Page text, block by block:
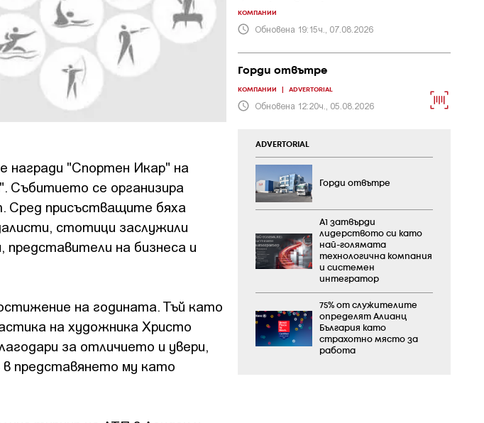
награди "Спортен Икар" на
Събитието се организира
Сред присъстващите бяха
стотици заслужили
на бизнеса и
на годината. Тъй като
на художника Христо
за отличието и увери,
представянето му като
КОМПАНИИ
Обновена 19:15ч., 07.08.2026
Горди отвътре
КОМПАНИИ ADVERTORIAL
Обновена 12:20ч., 05.08.2026
ADVERTORIAL
Горди отвътре
А1 затвърди
лидерството си като
най-голямата
технологична компания
и системен
интегратор
75% от служителите
определят Алианц
България като
страхотно място за
работа